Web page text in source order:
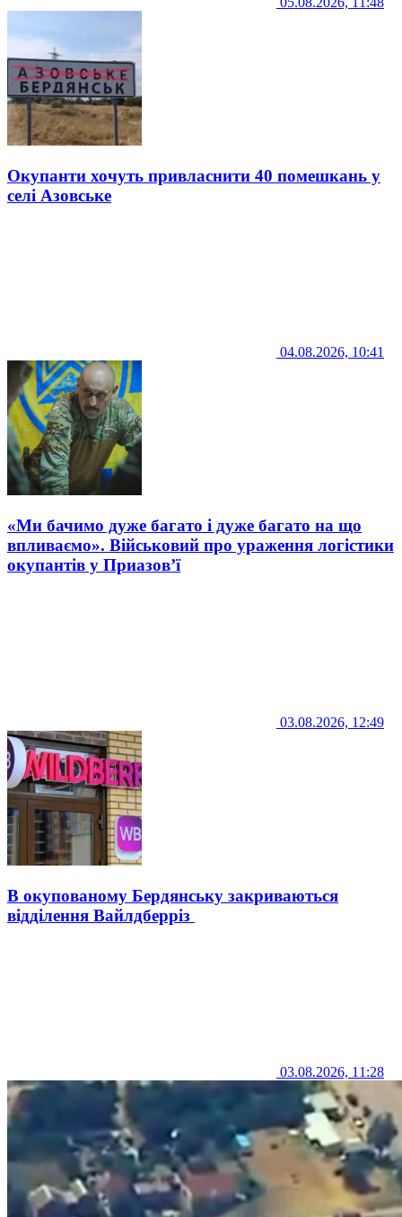
Окупанти хочуть привласнити 40 помешкань у
селі Азовське
04.08.2026, 10:41
«Ми бачимо дуже багато і дуже багато на що
впливаємо». Військовий про ураження логістики
окупантів у Приазов’ї
03.08.2026, 12:49
В окупованому Бердянську закриваються
відділення Вайлдберріз
03.08.2026, 11:28